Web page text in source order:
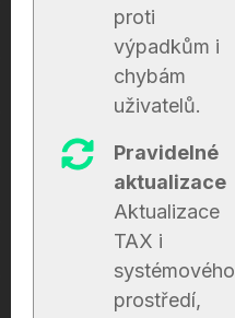
proti
výpadkům i
chybám
uživatelů.
Pravidelné
aktualizace
Aktualizace
TAX i
systémového
prostředí,